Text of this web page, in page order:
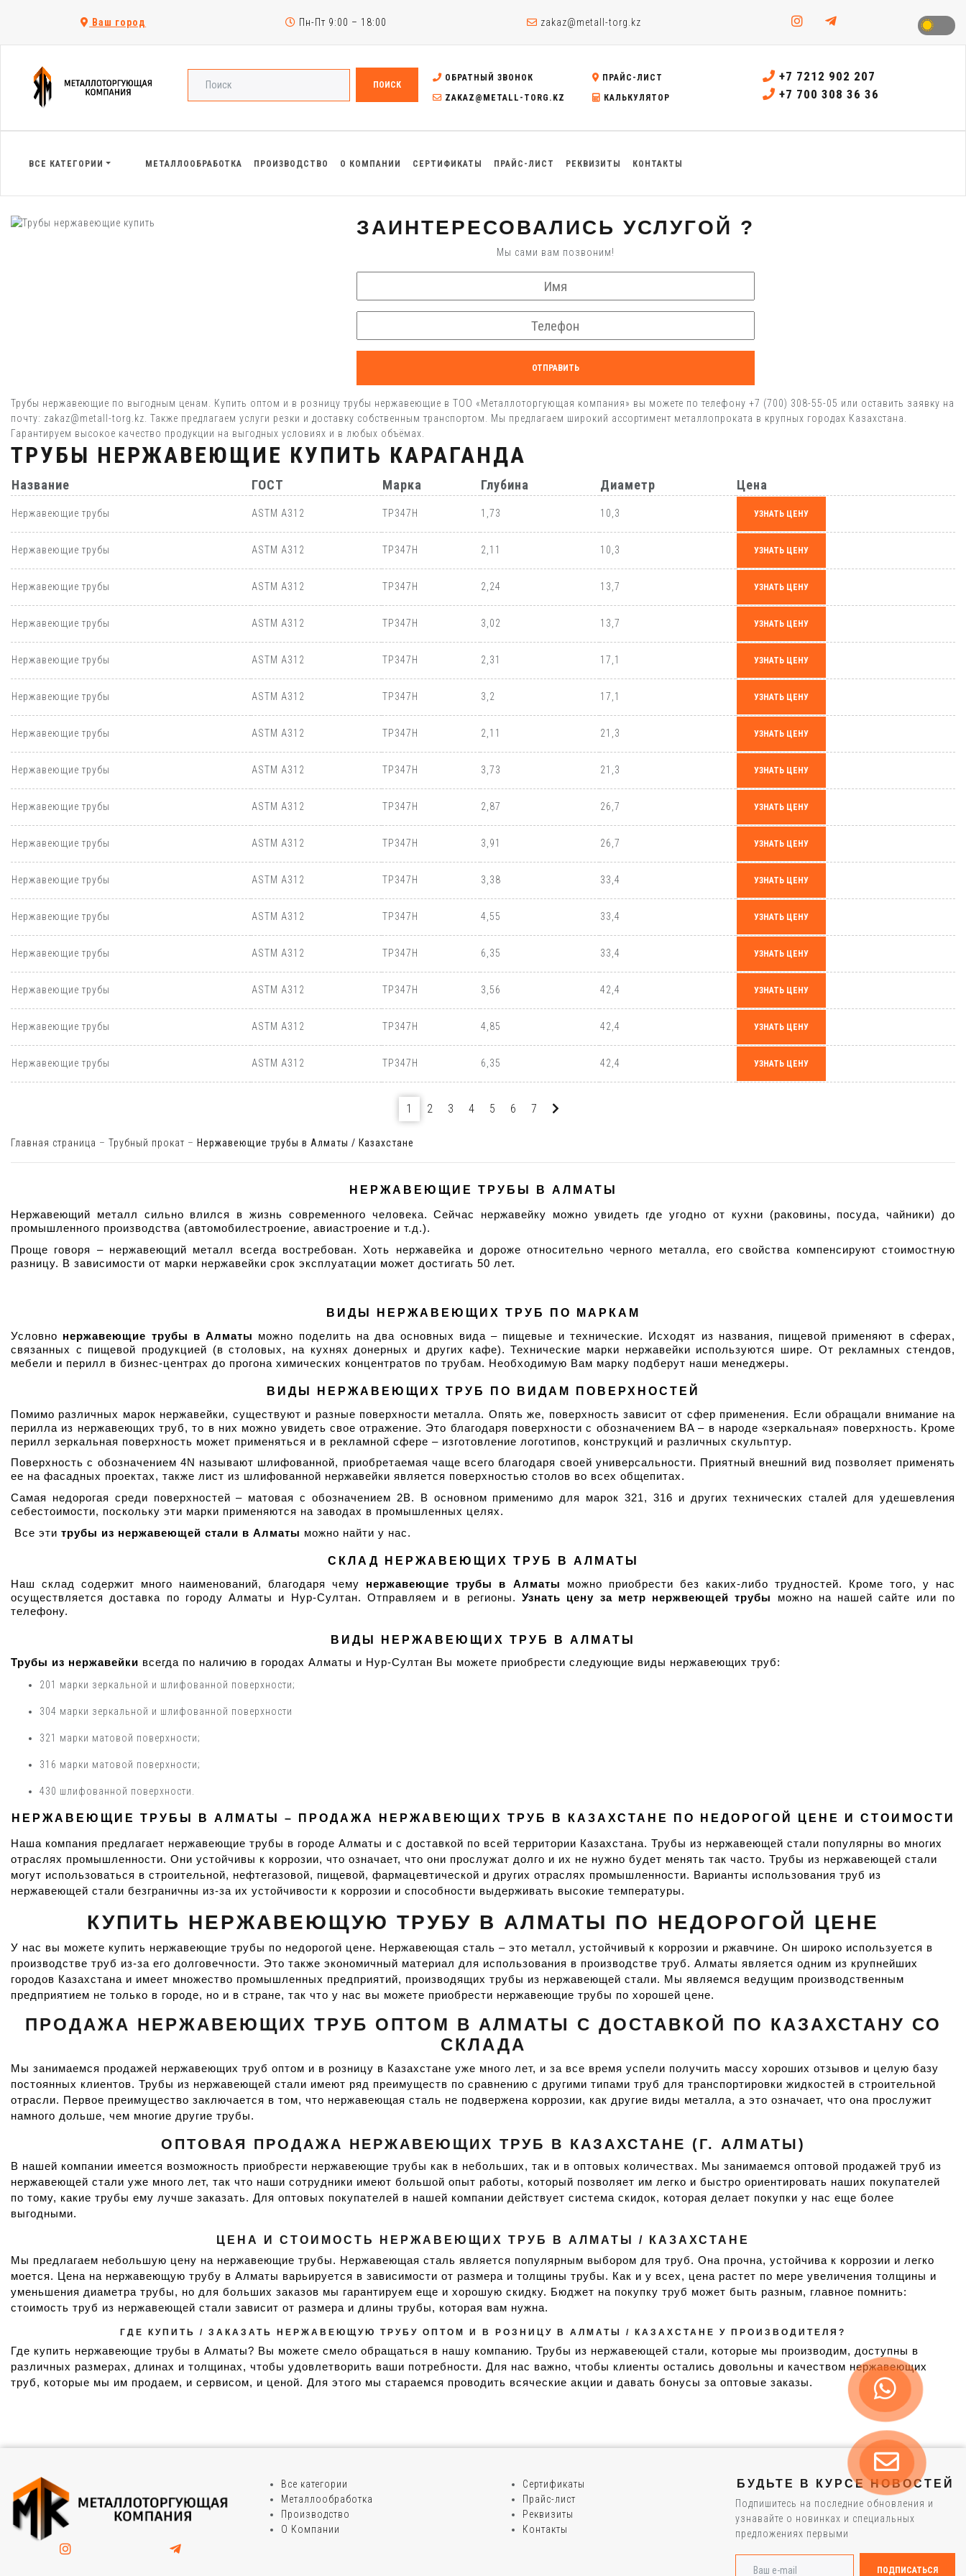
Ваш город Пн-Пт 9:00 – 18:00 zakaz@metall-torg.kz
ПОИСК
ОБРАТНЫЙ ЗВОНОК
ПРАЙС-ЛИСТ
ZAKAZ@METALL-TORG.KZ
КАЛЬКУЛЯТОР
+7 7212 902 207
+7 700 308 36 36
ВСЕ КАТЕГОРИИ МЕТАЛЛООБРАБОТКА ПРОИЗВОДСТВО О КОМПАНИИ СЕРТИФИКАТЫ ПРАЙС-ЛИСТ РЕКВИЗИТЫ КОНТАКТЫ
ЗАИНТЕРЕСОВАЛИСЬ УСЛУГОЙ ?
Мы сами вам позвоним!
ОТПРАВИТЬ
Трубы нержавеющие по выгодным ценам. Купить оптом и в розницу трубы нержавеющие в ТОО «Металлоторгующая компания» вы можете по телефону +7 (700) 308-55-05 или оставить заявку на
почту: zakaz@metall-torg.kz. Также предлагаем услуги резки и доставку собственным транспортом. Мы предлагаем широкий ассортимент металлопроката в крупных городах Казахстана.
Гарантируем высокое качество продукции на выгодных условиях и в любых объёмах.
ТРУБЫ НЕРЖАВЕЮЩИЕ КУПИТЬ КАРАГАНДА
Название ГОСТ Марка Глубина Диаметр Цена
Нержавеющие трубы ASTM A312 TP347H 1,73 10,3 УЗНАТЬ ЦЕНУ
Нержавеющие трубы ASTM A312 TP347H 2,11 10,3 УЗНАТЬ ЦЕНУ
Нержавеющие трубы ASTM A312 TP347H 2,24 13,7 УЗНАТЬ ЦЕНУ
Нержавеющие трубы ASTM A312 TP347H 3,02 13,7 УЗНАТЬ ЦЕНУ
Нержавеющие трубы ASTM A312 TP347H 2,31 17,1 УЗНАТЬ ЦЕНУ
Нержавеющие трубы ASTM A312 TP347H 3,2 17,1 УЗНАТЬ ЦЕНУ
Нержавеющие трубы ASTM A312 TP347H 2,11 21,3 УЗНАТЬ ЦЕНУ
Нержавеющие трубы ASTM A312 TP347H 3,73 21,3 УЗНАТЬ ЦЕНУ
Нержавеющие трубы ASTM A312 TP347H 2,87 26,7 УЗНАТЬ ЦЕНУ
Нержавеющие трубы ASTM A312 TP347H 3,91 26,7 УЗНАТЬ ЦЕНУ
Нержавеющие трубы ASTM A312 TP347H 3,38 33,4 УЗНАТЬ ЦЕНУ
Нержавеющие трубы ASTM A312 TP347H 4,55 33,4 УЗНАТЬ ЦЕНУ
Нержавеющие трубы ASTM A312 TP347H 6,35 33,4 УЗНАТЬ ЦЕНУ
Нержавеющие трубы ASTM A312 TP347H 3,56 42,4 УЗНАТЬ ЦЕНУ
Нержавеющие трубы ASTM A312 TP347H 4,85 42,4 УЗНАТЬ ЦЕНУ
Нержавеющие трубы ASTM A312 TP347H 6,35 42,4 УЗНАТЬ ЦЕНУ
1 2 3 4 5 6 7
Главная страница – Трубный прокат – Нержавеющие трубы в Алматы / Казахстане
НЕРЖАВЕЮЩИЕ ТРУБЫ В АЛМАТЫ
Нержавеющий металл сильно влился в жизнь современного человека. Сейчас нержавейку можно увидеть где угодно от кухни (раковины, посуда, чайники) до
промышленного производства (автомобилестроение, авиастроение и т.д.).
Проще говоря – нержавеющий металл всегда востребован. Хоть нержавейка и дороже относительно черного металла, его свойства компенсируют стоимостную
разницу. В зависимости от марки нержавейки срок эксплуатации может достигать 50 лет.
ВИДЫ НЕРЖАВЕЮЩИХ ТРУБ ПО МАРКАМ
Условно нержавеющие трубы в Алматы
можно поделить на два основных вида – пищевые и технические. Исходят из названия, пищевой применяют в сферах,
связанных с пищевой продукцией (в столовых, на кухнях донерных и других кафе). Технические марки нержавейки используются шире. От рекламных стендов,
мебели и перилл в бизнес-центрах до прогона химических концентратов по трубам. Необходимую Вам марку подберут наши менеджеры.
ВИДЫ НЕРЖАВЕЮЩИХ ТРУБ ПО ВИДАМ ПОВЕРХНОСТЕЙ
Помимо различных марок нержавейки, существуют и разные поверхности металла. Опять же, поверхность зависит от сфер применения. Если обращали внимание на
перилла из нержавеющих труб, то в них можно увидеть свое отражение. Это благодаря поверхности с обозначением BA – в народе «зеркальная» поверхность. Кроме
перилл зеркальная поверхность может применяться и в рекламной сфере – изготовление логотипов, конструкций и различных скульптур.
Поверхность с обозначением 4N называют шлифованной, приобретаемая чаще всего благодаря своей универсальности. Приятный внешний вид позволяет применять
ее на фасадных проектах, также лист из шлифованной нержавейки является поверхностью столов во всех общепитах.
Самая недорогая среди поверхностей – матовая с обозначением 2В. В основном применимо для марок 321, 316 и других технических сталей для удешевления
себестоимости, поскольку эти марки применяются на заводах в промышленных целях.
Все эти трубы из нержавеющей стали в Алматы можно найти у нас.
СКЛАД НЕРЖАВЕЮЩИХ ТРУБ В АЛМАТЫ
Наш склад содержит много наименований, благодаря чему нержавеющие трубы в Алматы можно приобрести без каких-либо трудностей. Кроме того, у нас
осуществляется доставка по городу Алматы и Нур-Султан. Отправляем и в регионы. Узнать цену за метр нержвеющей трубы
можно на нашей сайте или по
телефону.
ВИДЫ НЕРЖАВЕЮЩИХ ТРУБ В АЛМАТЫ
Трубы из нержавейки всегда по наличию в городах Алматы и Нур-Султан Вы можете приобрести следующие виды нержавеющих труб:
201 марки зеркальной и шлифованной поверхности;
304 марки зеркальной и шлифованной поверхности
321 марки матовой поверхности;
316 марки матовой поверхности;
430 шлифованной поверхности.
НЕРЖАВЕЮЩИЕ ТРУБЫ В АЛМАТЫ – ПРОДАЖА НЕРЖАВЕЮЩИХ ТРУБ В КАЗАХСТАНЕ ПО НЕДОРОГОЙ ЦЕНЕ И СТОИМОСТИ
Наша компания предлагает нержавеющие трубы в городе Алматы и с доставкой по всей территории Казахстана. Трубы из нержавеющей стали популярны во многих
отраслях промышленности. Они устойчивы к коррозии, что означает, что они прослужат долго и их не нужно будет менять так часто. Трубы из нержавеющей стали
могут использоваться в строительной, нефтегазовой, пищевой, фармацевтической и других отраслях промышленности. Варианты использования труб из
нержавеющей стали безграничны из-за их устойчивости к коррозии и способности выдерживать высокие температуры.
КУПИТЬ НЕРЖАВЕЮЩУЮ ТРУБУ В АЛМАТЫ ПО НЕДОРОГОЙ ЦЕНЕ
У нас вы можете купить нержавеющие трубы по недорогой цене. Нержавеющая сталь – это металл, устойчивый к коррозии и ржавчине. Он широко используется в
производстве труб из-за его долговечности. Это также экономичный материал для использования в производстве труб. Алматы является одним из крупнейших
городов Казахстана и имеет множество промышленных предприятий, производящих трубы из нержавеющей стали. Мы являемся ведущим производственным
предприятием не только в городе, но и в стране, так что у нас вы можете приобрести нержавеющие трубы по хорошей цене.
ПРОДАЖА НЕРЖАВЕЮЩИХ ТРУБ ОПТОМ В АЛМАТЫ С ДОСТАВКОЙ ПО КАЗАХСТАНУ СО
СКЛАДА
Мы занимаемся продажей нержавеющих труб оптом и в розницу в Казахстане уже много лет, и за все время успели получить массу хороших отзывов и целую базу
постоянных клиентов. Трубы из нержавеющей стали имеют ряд преимуществ по сравнению с другими типами труб для транспортировки жидкостей в строительной
отрасли. Первое преимущество заключается в том, что нержавеющая сталь не подвержена коррозии, как другие виды металла, а это означает, что она прослужит
намного дольше, чем многие другие трубы.
ОПТОВАЯ ПРОДАЖА НЕРЖАВЕЮЩИХ ТРУБ В КАЗАХСТАНЕ (Г. АЛМАТЫ)
В нашей компании имеется возможность приобрести нержавеющие трубы как в небольших, так и в оптовых количествах. Мы занимаемся оптовой продажей труб из
нержавеющей стали уже много лет, так что наши сотрудники имеют большой опыт работы, который позволяет им легко и быстро ориентировать наших покупателей
по тому, какие трубы ему лучше заказать. Для оптовых покупателей в нашей компании действует система скидок, которая делает покупки у нас еще более
выгодными.
ЦЕНА И СТОИМОСТЬ НЕРЖАВЕЮЩИХ ТРУБ В АЛМАТЫ / КАЗАХСТАНЕ
Мы предлагаем небольшую цену на нержавеющие трубы. Нержавеющая сталь является популярным выбором для труб. Она прочна, устойчива к коррозии и легко
моется. Цена на нержавеющую трубу в Алматы варьируется в зависимости от размера и толщины трубы. Как и у всех, цена растет по мере увеличения толщины и
уменьшения диаметра трубы, но для больших заказов мы гарантируем еще и хорошую скидку. Бюджет на покупку труб может быть разным, главное помнить:
стоимость труб из нержавеющей стали зависит от размера и длины трубы, которая вам нужна.
ГДЕ КУПИТЬ / ЗАКАЗАТЬ НЕРЖАВЕЮЩУЮ ТРУБУ ОПТОМ И В РОЗНИЦУ В АЛМАТЫ / КАЗАХСТАНЕ У ПРОИЗВОДИТЕЛЯ?
Где купить нержавеющие трубы в Алматы? Вы можете смело обращаться в нашу компанию. Трубы из нержавеющей стали, которые мы производим, доступны в
различных размерах, длинах и толщинах, чтобы удовлетворить ваши потребности. Для нас важно, чтобы клиенты остались довольны и качеством нержавеющих
труб, которые мы им продаем, и сервисом, и ценой. Для этого мы стараемся проводить всяческие акции и давать бонусы за оптовые заказы.
Все категории
Металлообработка
Производство
О Компании
Сертификаты
Прайс-лист
Реквизиты
Контакты
БУДЬТЕ В КУРСЕ НОВОСТЕЙ
Подпишитесь на последние обновления и
узнавайте о новинках и специальных
предложениях первыми